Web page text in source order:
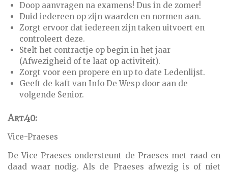
Doop aanvragen na examens! Dus in de zomer!
Duid iedereen op zijn waarden en normen aan.
Zorgt ervoor dat iedereen zijn taken uitvoert en
controleert deze.
Stelt het contractje op begin in het jaar
(Afwezigheid of te laat op activiteit).
Zorgt voor een propere en up to date Ledenlijst.
Geeft de kaft van Info De Wesp door aan de
volgende Senior.
Art.40:
Vice-Praeses
De Vice Praeses ondersteunt de Praeses met raad en
daad waar nodig. Als de Praeses afwezig is of niet